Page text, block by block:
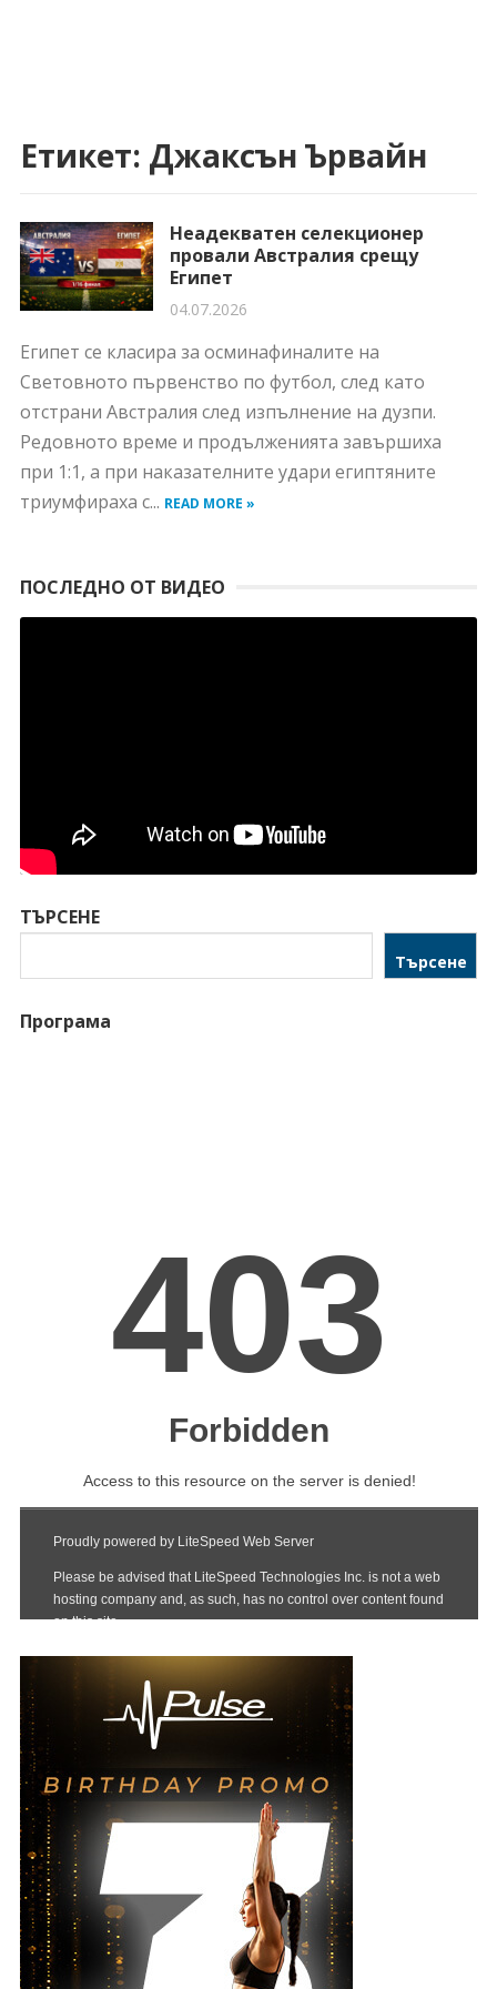
Етикет: Джаксън Ървайн
Неадекватен селекционер
провали Австралия срещу
Египет
04.07.2026
Египет се класира за осминафиналите на
Световното първенство по футбол, след като
отстрани Австралия след изпълнение на дузпи.
Редовното време и продълженията завършиха
при 1:1, а при наказателните удари египтяните
триумфираха с... READ MORE »
ПОСЛЕДНО ОТ ВИДЕО
ТЪРСЕНЕ
Търсене
Програма